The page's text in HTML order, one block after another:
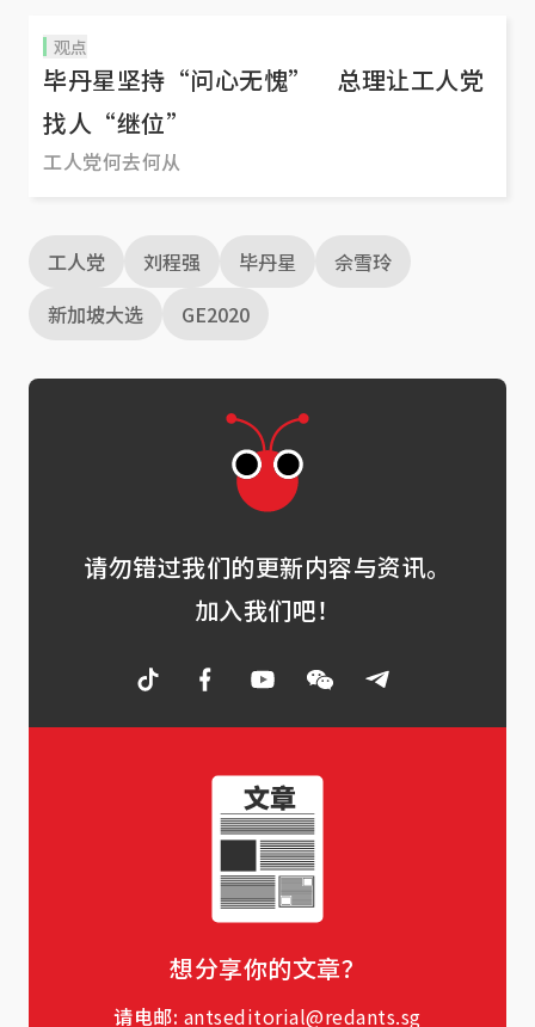
观点
毕丹星坚持“问心无愧” 总理让工人党
找人“继位”
工人党何去何从
工人党 刘程强 毕丹星
佘雪玲
新加坡大选
GE2020
请勿错过我们的更新内容与资讯。
加入我们吧！
想分享你的文章？
请电邮: antseditorial@redants.sg